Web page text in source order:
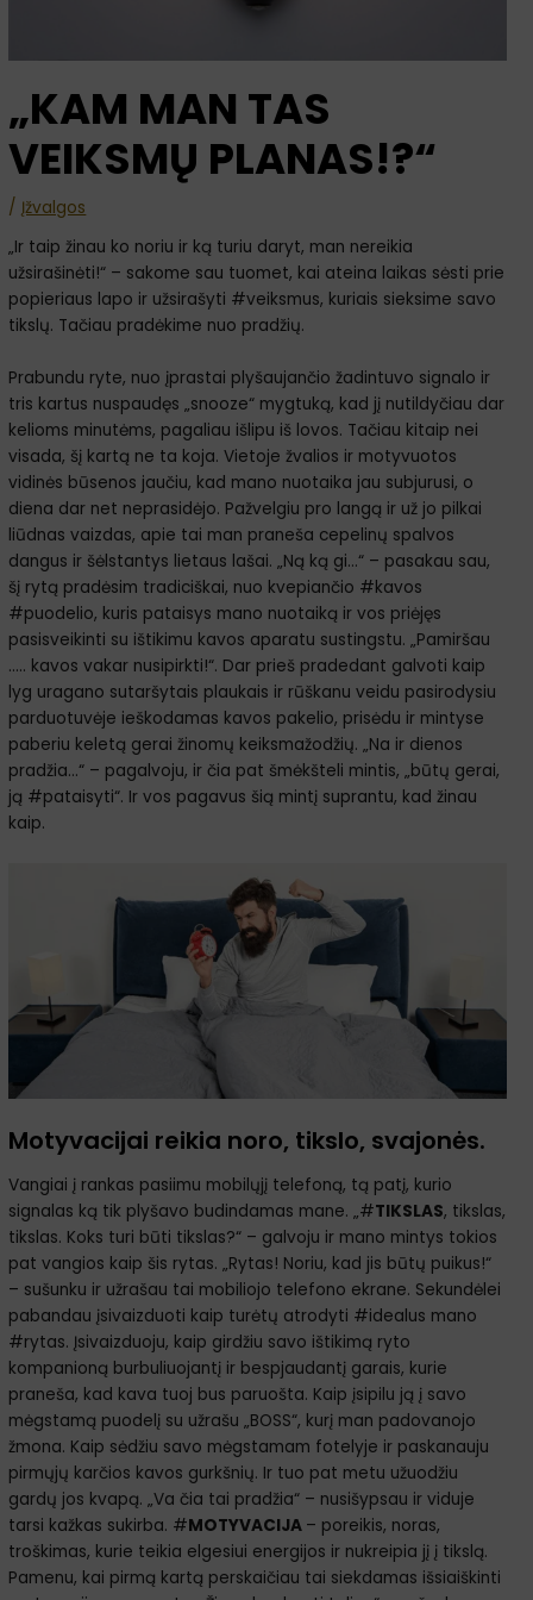
„KAM MAN TAS
VEIKSMŲ PLANAS!?“
/ Įžvalgos
„Ir taip žinau ko noriu ir ką turiu daryt, man nereikia
užsirašinėti!“ – sakome sau tuomet, kai ateina laikas sėsti prie
popieriaus lapo ir užsirašyti #veiksmus, kuriais sieksime savo
tikslų. Tačiau pradėkime nuo pradžių.
Prabundu ryte, nuo įprastai plyšaujančio žadintuvo signalo ir
tris kartus nuspaudęs „snooze“ mygtuką, kad jį nutildyčiau dar
kelioms minutėms, pagaliau išlipu iš lovos. Tačiau kitaip nei
visada, šį kartą ne ta koja. Vietoje žvalios ir motyvuotos
vidinės būsenos jaučiu, kad mano nuotaika jau subjurusi, o
diena dar net neprasidėjo. Pažvelgiu pro langą ir už jo pilkai
liūdnas vaizdas, apie tai man praneša cepelinų spalvos
dangus ir šėlstantys lietaus lašai. „Ną ką gi…“ – pasakau sau,
šį rytą pradėsim tradiciškai, nuo kvepiančio #kavos
#puodelio, kuris pataisys mano nuotaiką ir vos priėjęs
pasisveikinti su ištikimu kavos aparatu sustingstu. „Pamiršau
….. kavos vakar nusipirkti!“. Dar prieš pradedant galvoti kaip
lyg uragano sutaršytais plaukais ir rūškanu veidu pasirodysiu
parduotuvėje ieškodamas kavos pakelio, prisėdu ir mintyse
paberiu keletą gerai žinomų keiksmažodžių. „Na ir dienos
pradžia…“ – pagalvoju, ir čia pat šmėkšteli mintis, „būtų gerai,
ją #pataisyti“. Ir vos pagavus šią mintį suprantu, kad žinau
kaip.
Motyvacijai reikia noro, tikslo, svajonės.
Vangiai į rankas pasiimu mobilųjį telefoną, tą patį, kurio
signalas ką tik plyšavo budindamas mane. „#TIKSLAS, tikslas,
tikslas. Koks turi būti tikslas?“ – galvoju ir mano mintys tokios
pat vangios kaip šis rytas. „Rytas! Noriu, kad jis būtų puikus!“
– sušunku ir užrašau tai mobiliojo telefono ekrane. Sekundėlei
pabandau įsivaizduoti kaip turėtų atrodyti #idealus mano
#rytas. Įsivaizduoju, kaip girdžiu savo ištikimą ryto
kompanioną burbuliuojantį ir bespjaudantį garais, kurie
praneša, kad kava tuoj bus paruošta. Kaip įsipilu ją į savo
mėgstamą puodelį su užrašu „BOSS“, kurį man padovanojo
žmona. Kaip sėdžiu savo mėgstamam fotelyje ir paskanauju
pirmųjų karčios kavos gurkšnių. Ir tuo pat metu užuodžiu
gardų jos kvapą. „Va čia tai pradžia“ – nusišypsau ir viduje
tarsi kažkas sukirba. #MOTYVACIJA – poreikis, noras,
troškimas, kurie teikia elgesiui energijos ir nukreipia jį į tikslą.
Pamenu, kai pirmą kartą perskaičiau tai siekdamas išsiaiškinti